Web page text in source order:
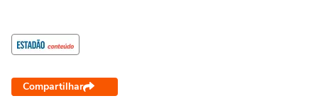
Compartilhar